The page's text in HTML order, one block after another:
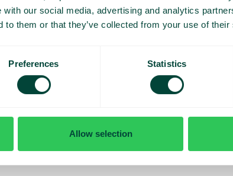
our social media, advertising and analytics
to them or that they’ve collected from your use of
Preferences Statistics
Allow selection